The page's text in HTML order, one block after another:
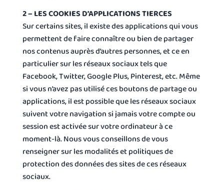
2 – LES COOKIES D’APPLICATIONS TIERCES
Sur certains sites, il existe des applications qui vous
permettent de faire connaître ou bien de partager
nos contenus auprès d’autres personnes, et ce en
particulier sur les réseaux sociaux tels que
Facebook, Twitter, Google Plus, Pinterest, etc. Même
si vous n’avez pas utilisé ces boutons de partage ou
applications, il est possible que les réseaux sociaux
suivent votre navigation si jamais votre compte ou
session est activée sur votre ordinateur à ce
moment-là. Nous vous conseillons de vous
renseigner sur les modalités et politiques de
protection des données des sites de ces réseaux
sociaux.